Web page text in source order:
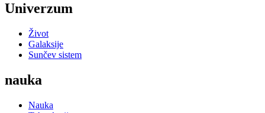
Univerzum
Život
Galaksije
Sunčev sistem
nauka
Nauka